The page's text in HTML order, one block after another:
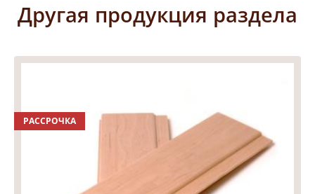
Другая продукция раздела
РАССРОЧКА